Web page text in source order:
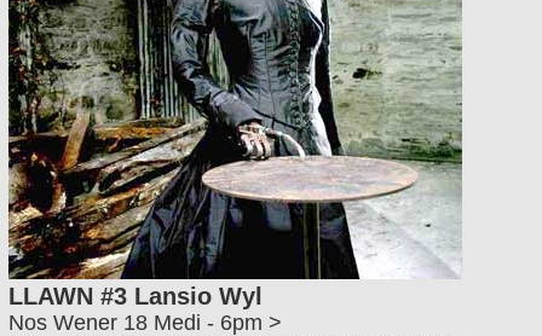
LLAWN #3 Lansio Wyl
Nos Wener 18 Medi - 6pm >